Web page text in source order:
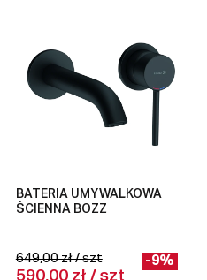
BATERIA UMYWALKOWA
ŚCIENNA BOZZ
649,00 zł / szt
590,00 zł / szt
-9%